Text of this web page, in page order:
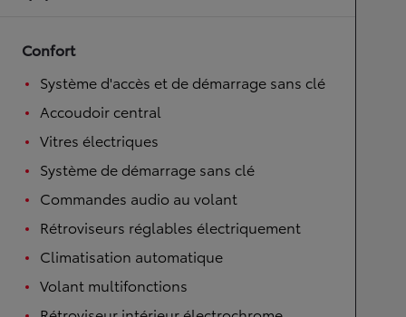
Confort
Système d'accès et de démarrage sans clé
Accoudoir central
Vitres électriques
Système de démarrage sans clé
Commandes audio au volant
Rétroviseurs réglables électriquement
Climatisation automatique
Volant multifonctions